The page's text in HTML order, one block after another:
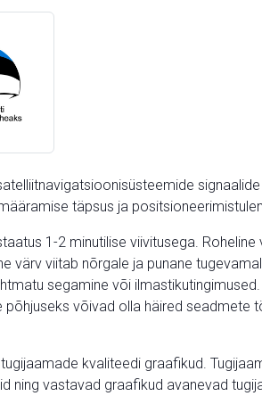
täpsus ja
1-2 minutilise viivitusega. Roheline
värv viitab nõrgale ja punane
segamine või
põhjuseks võivad olla häired seadmete
kvaliteedi graafikud.
ning vastavad graafikud avanevad